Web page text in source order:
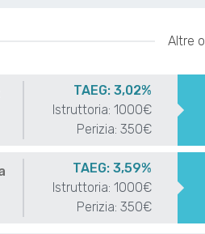
Altre
TAEG: 3,02%
Istruttoria: 1000€
Perizia: 350€
TAEG: 3,59%
Istruttoria: 1000€
Perizia: 350€